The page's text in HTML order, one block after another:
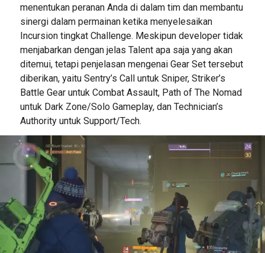
menentukan peranan Anda di dalam tim dan membantu
sinergi dalam permainan ketika menyelesaikan
Incursion tingkat Challenge. Meskipun developer tidak
menjabarkan dengan jelas Talent apa saja yang akan
ditemui, tetapi penjelasan mengenai Gear Set tersebut
diberikan, yaitu Sentry’s Call untuk Sniper, Striker’s
Battle Gear untuk Combat Assault, Path of The Nomad
untuk Dark Zone/Solo Gameplay, dan Technician’s
Authority untuk Support/Tech.